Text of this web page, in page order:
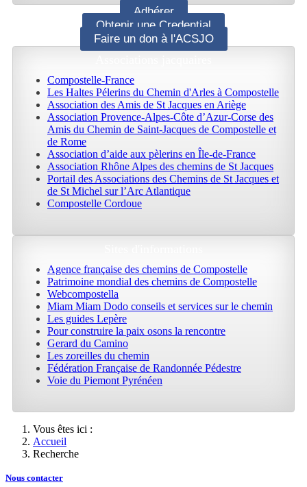
Adhérer
Obtenir une Credential
Faire un don à l'ACSJO
Compostelle-France
Les Haltes Pélerins du Chemin d'Arles à Compostelle
Association des Amis de St Jacques en Ariège
Association Provence-Alpes-Côte d’Azur-Corse des
Amis du Chemin de Saint-Jacques de Compostelle et
de Rome
Association d’aide aux pèlerins en Île-de-France
Association Rhône Alpes des chemins de St Jacques
Portail des Associations des Chemins de St Jacques et
de St Michel sur l’Arc Atlantique
Compostelle Cordoue
Agence française des chemins de Compostelle
Patrimoine mondial des chemins de Compostelle
Webcompostella
Miam Miam Dodo conseils et services sur le chemin
Les guides Lepère
Pour construire la paix osons la rencontre
Gerard du Camino
Les zoreilles du chemin
Fédération Française de Randonnée Pédestre
Voie du Piemont Pyrénéen
Vous êtes ici :
Accueil
Recherche
Nous contacter